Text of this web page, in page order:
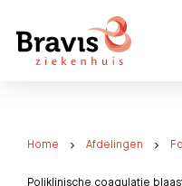
Home Afdelingen
Poliklinische coagulatie